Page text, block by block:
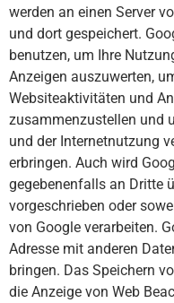
werden an einen Server
und dort gespeichert.
benutzen, um Ihre
Anzeigen auszuwerten,
Websiteaktivitäten und
zusammenzustellen und
und der Internetnutzung
erbringen. Auch wird
gegebenenfalls an Dritte
vorgeschrieben oder
von Google verarbeiten.
Adresse mit anderen
bringen. Das Speichern
die Anzeige von Web